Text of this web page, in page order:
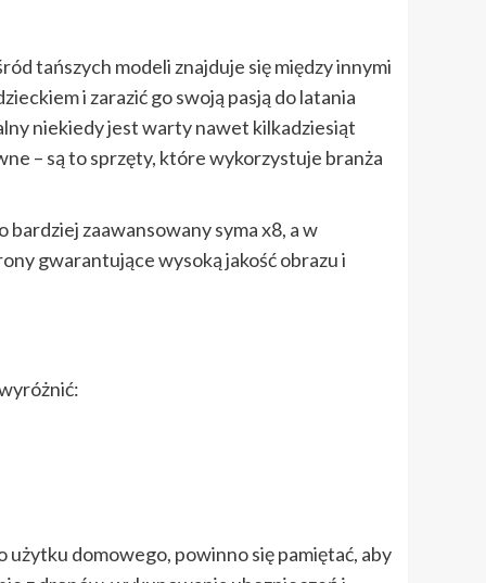
tańszych modeli znajduje się między innymi
i zarazić go swoją pasją do latania
niekiedy jest warty nawet kilkadziesiąt
– są to sprzęty, które wykorzystuje branża
zaawansowany syma x8, a w
gwarantujące wysoką jakość obrazu i
użytku domowego, powinno się pamiętać, aby